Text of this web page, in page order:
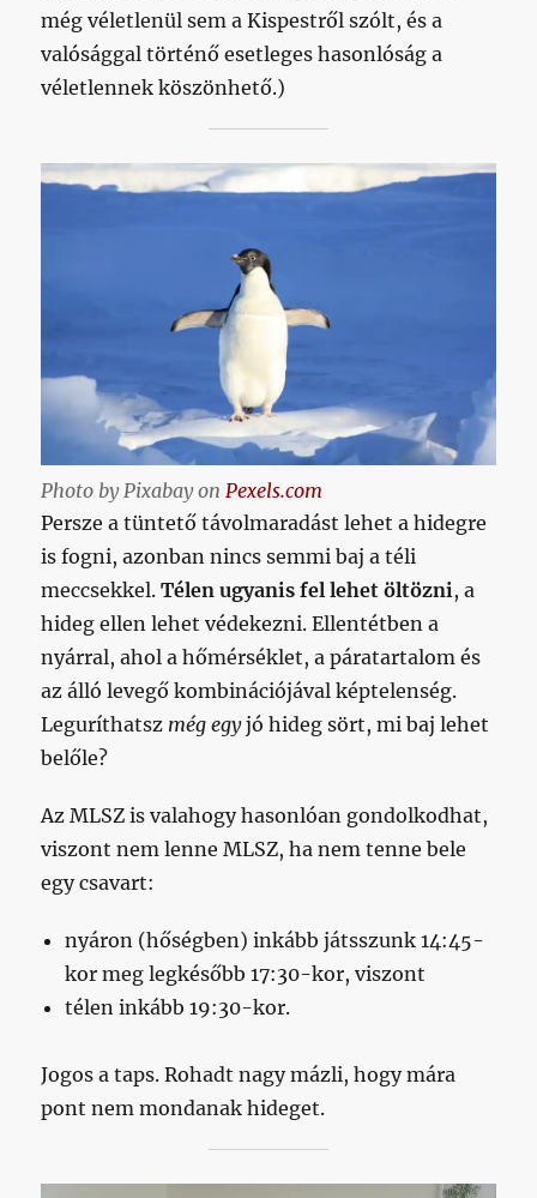
még véletlenül sem a Kispestről szólt, és a
valósággal történő esetleges hasonlóság a
véletlennek köszönhető.)
Photo by Pixabay onPexels.com
Persze a tüntető távolmaradást lehet a hidegre
is fogni, azonban nincs semmi baj a téli
meccsekkel.Télen ugyanis fel lehet öltözni, a
hideg ellen lehet védekezni. Ellentétben a
nyárral, ahol a hőmérséklet, a páratartalom és
az álló levegő kombinációjával képtelenség.
Leguríthatsz még egyjó hideg sört, mi baj lehet
belőle?
Az MLSZ is valahogy hasonlóan gondolkodhat,
viszont nem lenne MLSZ, ha nem tenne bele
egy csavart:
nyáron (hőségben) inkább játsszunk 14:45-
kor meg legkésőbb 17:30-kor, viszont
télen inkább 19:30-kor.
Jogos a taps. Rohadt nagy mázli, hogy mára
pont nem mondanak hideget.